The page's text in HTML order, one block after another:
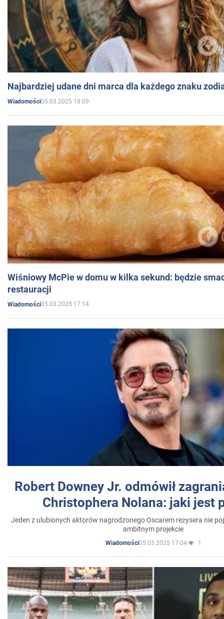
Najbardziej udane dni marca dla każdego znaku
Wiadomości05.03.2025 18:09
Wiśniowy McPie w domu w kilka sekund: będzie
restauracji
Wiadomości05.03.2025 17:14
Robert Downey Jr. odmówił
Christophera Nolana: jaki jest
Jeden z ulubionych aktorów nagrodzonego Oscarem reżysera nie
ambitnym projekcie
Wiadomości05.03.2025 17:04 1